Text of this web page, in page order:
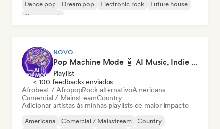
Dance pop
Dream pop Electronic rock
Future house
Garage rock
NOVO
Pop Machine Mode 🤖 AI Music, Indie Pop & Dream Pop
Playlist
< 100 feedbacks enviados
Afrobeat / AfropopRock alternativoAmericana
Comercial / MainstreamCountry
Adicionar artistas às minhas playlists de maior impacto
Americana Comercial / Mainstream Country